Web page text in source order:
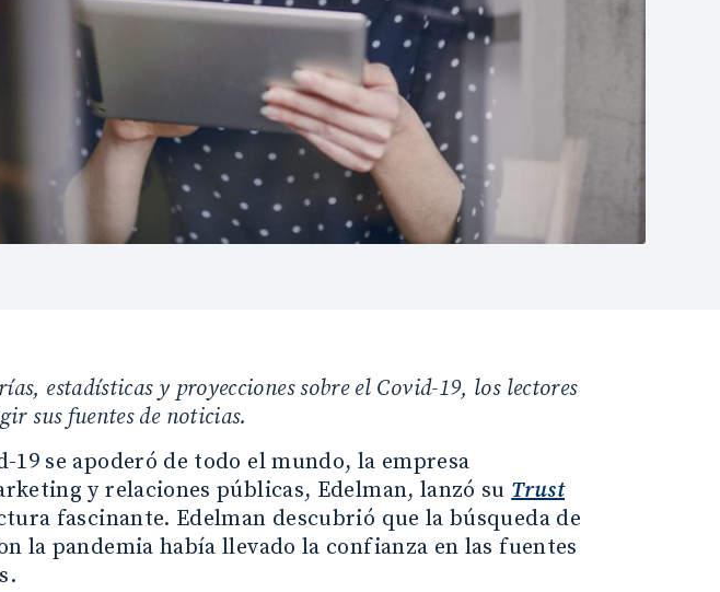
estadísticas y proyecciones sobre el Covid-19, los lectores
sus fuentes de noticias.
19 se apoderó de todo el mundo, la empresa
y relaciones públicas, Edelman, lanzó suTrust
fascinante. Edelman descubrió que la búsqueda de
la pandemia había llevado la confianza en las fuentes